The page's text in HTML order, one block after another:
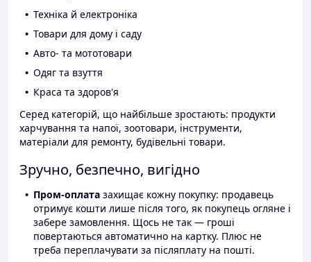
Техніка й електроніка
Товари для дому і саду
Авто- та мототовари
Одяг та взуття
Краса та здоров'я
Серед категорій, що найбільше зростають: продукти
харчування та напої, зоотовари, інструменти,
матеріали для ремонту, будівельні товари.
Зручно, безпечно, вигідно
Пром-оплата захищає кожну покупку: продавець
отримує кошти лише після того, як покупець огляне і
забере замовлення. Щось не так — гроші
повертаються автоматично на картку. Плюс не
треба переплачувати за післяплату на пошті.